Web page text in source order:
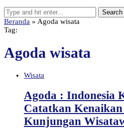
Beranda » Agoda wisata
Tag:
Agoda wisata
Wisata
Agoda : Indonesia
Catatkan Kenaikan
Kunjungan